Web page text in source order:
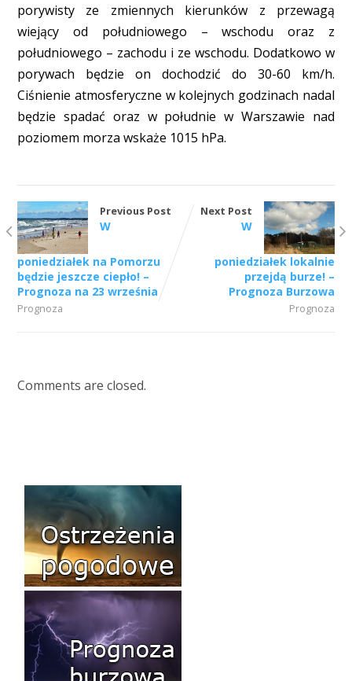
porywisty ze zmiennych kierunków z przewagą
wiejący od południowego – wschodu oraz z
południowego – zachodu i ze wschodu. Dodatkowo w
porywach będzie on dochodzić do 30-60 km/h.
Ciśnienie atmosferyczne w kolejnych godzinach nadal
będzie spadać oraz w południe w Warszawie nad
poziomem morza wskaże 1015 hPa.
Previous Post
W
poniedziałek na Pomorzu
będzie jeszcze ciepło! –
Prognoza na 23 września
Prognoza
Next Post
W
poniedziałek lokalnie
przejdą burze! –
Prognoza Burzowa
Prognoza
Comments are closed.